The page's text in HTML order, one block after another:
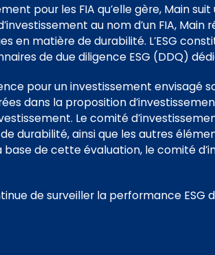
pour les FIA qu’elle gère, Main
au nom d’un FIA, Main
en matière de durabilité. L’ESG
de due diligence ESG (DDQ)
pour un investissement envisagé
dans la proposition
Le comité
durabilité, ainsi que les autres
base de cette évaluation, le comité
de surveiller la performance ESG